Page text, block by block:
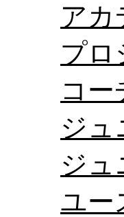
アカ
プロ
コー
ジュ
ジュ
ユー